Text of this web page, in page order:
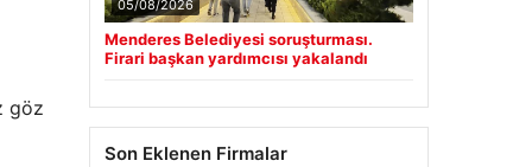
göz
05/08/2026
Menderes Belediyesi soruşturması.
Firari başkan yardımcısı yakalandı
Son Eklenen Firmalar